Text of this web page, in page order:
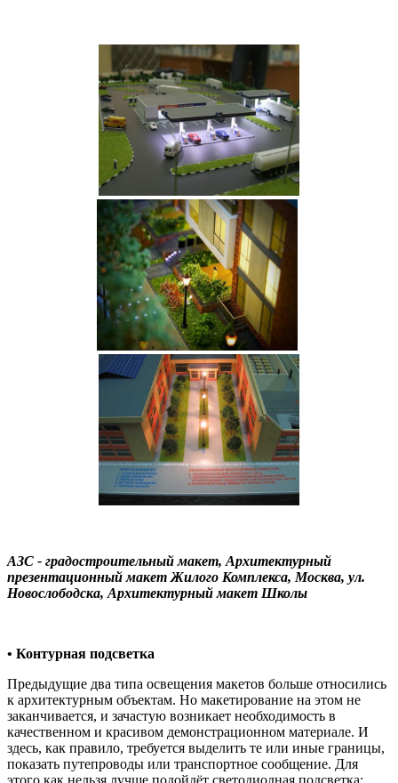
АЗС - градостроительный макет, Архитектурный
презентационный макет Жилого Комплекса, Москва, ул.
Новослободска, Архитектурный макет Школы
• Контурная подсветка
Предыдущие два типа освещения макетов больше относились
к архитектурным объектам. Но макетирование на этом не
заканчивается, и зачастую возникает необходимость в
качественном и красивом демонстрационном материале. И
здесь, как правило, требуется выделить те или иные границы,
показать путепроводы или транспортное сообщение. Для
этого как нельзя лучше подойдёт светодиодная подсветка: